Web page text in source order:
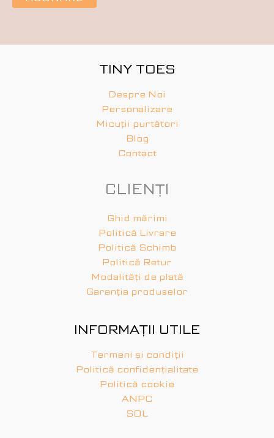
TINY TOES
Despre Noi
Personalizare
Micuții purtători
Blog
Contact
CLIENȚI
Ghid mărimi
Politică Livrare
Politică Schimb
Politică Retur
Modalități de plată
Garanția produselor
INFORMAȚII UTILE
Termeni și condiții
Politică confidențialitate
Politică cookie
ANPC
SOL